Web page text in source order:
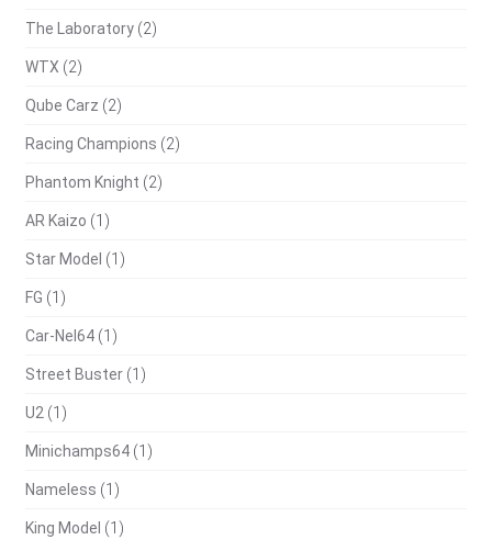
The Laboratory (2)
WTX (2)
Qube Carz (2)
Racing Champions (2)
Phantom Knight (2)
AR Kaizo (1)
Star Model (1)
FG (1)
Car-Nel64 (1)
Street Buster (1)
U2 (1)
Minichamps64 (1)
Nameless (1)
King Model (1)